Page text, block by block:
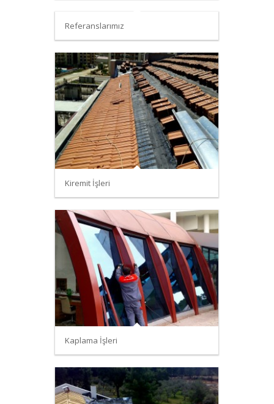
Referanslarımız
Kiremit İşleri
Kaplama İşleri